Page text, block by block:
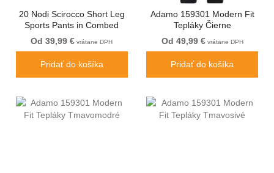
20 Nodi Scirocco Short Leg
Sports Pants in Combed
Cotton Jersey Navy
Od 39,99 € vrátane DPH
Pridať do košíka
Adamo 159301 Modern Fit
Tepláky Čierne
Od 49,99 €vrátane DPH
Pridať do košíka